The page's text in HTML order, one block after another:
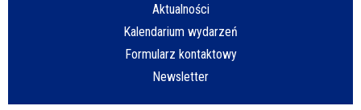
Aktualności
Kalendarium wydarzeń
Formularz kontaktowy
Newsletter